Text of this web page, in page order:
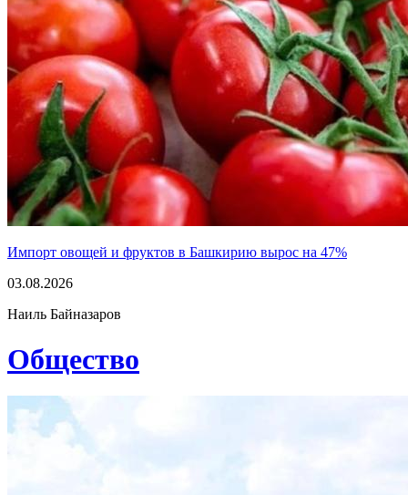
Импорт овощей и фруктов в Башкирию вырос на 47%
03.08.2026
Наиль Байназаров
Общество